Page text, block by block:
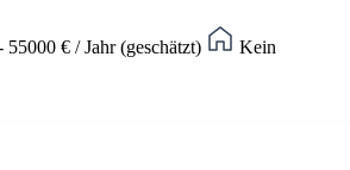
55000 € / Jahr (geschätzt)
Kein